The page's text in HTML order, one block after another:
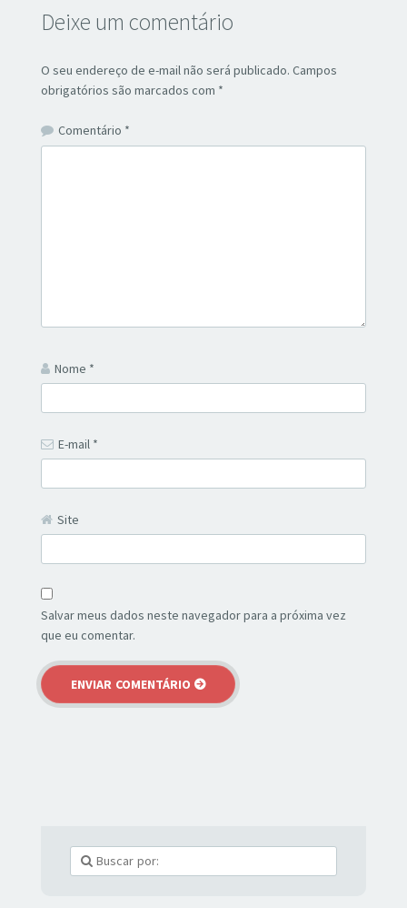
Deixe um comentário
O seu endereço de e-mail não será publicado. Campos
obrigatórios são marcados com *
Comentário *
Nome *
E-mail *
Site
Salvar meus dados neste navegador para a próxima vez
que eu comentar.